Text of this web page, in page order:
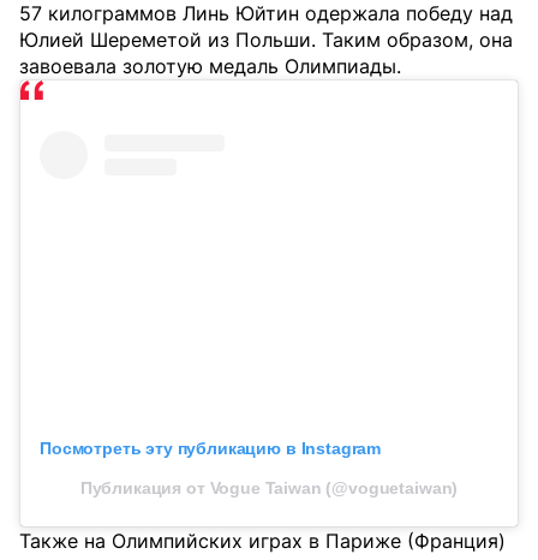
57 килограммов Линь Юйтин одержала победу над
Юлией Шереметой из Польши. Таким образом, она
завоевала золотую медаль Олимпиады.
Посмотреть эту публикацию в Instagram
Публикация от Vogue Taiwan (@voguetaiwan)
Также на Олимпийских играх в Париже (Франция)